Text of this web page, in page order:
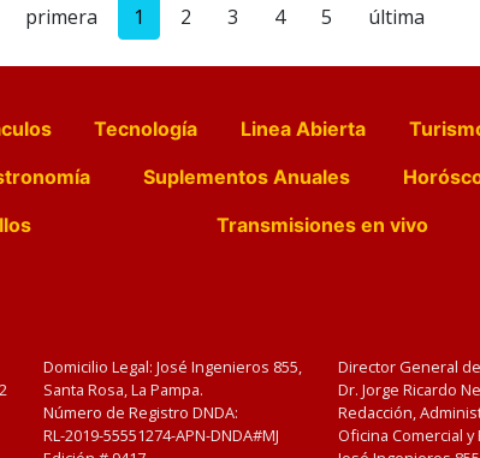
primera 1 2 3 4 5 última
Tecnología Linea Abierta
Suplementos Anuales
Transmisiones en vivo
Domicilio Legal: José Ingenieros 855,
Santa Rosa, La Pampa.
Número de Registro DNDA:
RL-2019-55551274-APN-DNDA#MJ
Director General
Dr. Jorge Ricardo
Redacción,
Oficina Comercial